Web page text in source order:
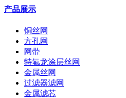
产品展示
铜丝网
方孔网
网带
特氟龙涂层丝网
金属丝网
过滤器滤网
金属滤芯